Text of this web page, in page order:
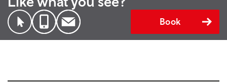
Book